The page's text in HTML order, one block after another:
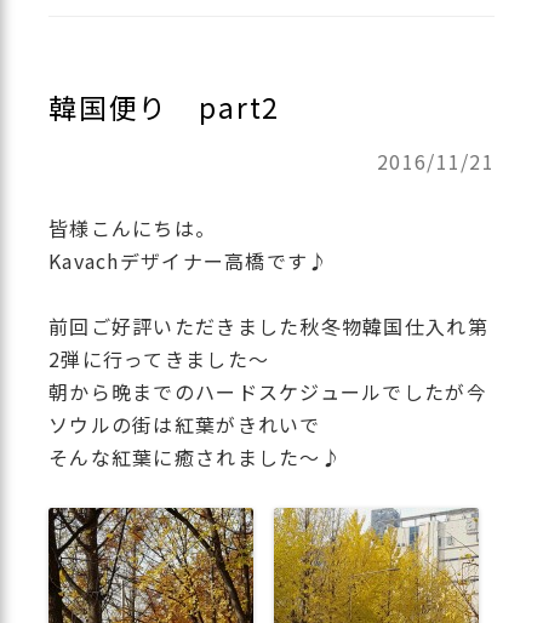
韓国便り part2
2016/11/21
皆様こんにちは。
Kavachデザイナー高橋です♪
前回ご好評いただきました秋冬物韓国仕入れ第
2弾に行ってきました～
朝から晩までのハードスケジュールでしたが今
ソウルの街は紅葉がきれいで
そんな紅葉に癒されました～♪